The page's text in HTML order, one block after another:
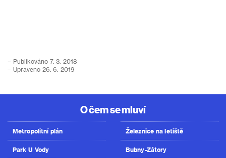
– Publikováno 7. 3. 2018
– Upraveno 26. 6. 2019
O čem se mluví
Metropolitní plán
Park U Vody
Železnice na letiště
Bubny-Zátory